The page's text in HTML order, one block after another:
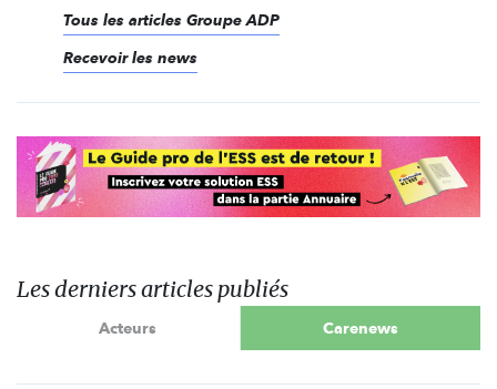
Tous les articles Groupe ADP
Recevoir les news
Les derniers articles publiés
Acteurs Carenews